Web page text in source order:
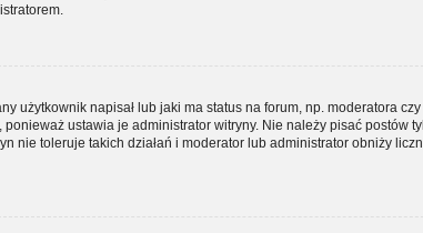
użytkownik napisał lub jaki ma status na forum, np. moderatora czy
ustawia je administrator witryny. Nie należy pisać postów
nie toleruje takich działań i moderator lub administrator obniży